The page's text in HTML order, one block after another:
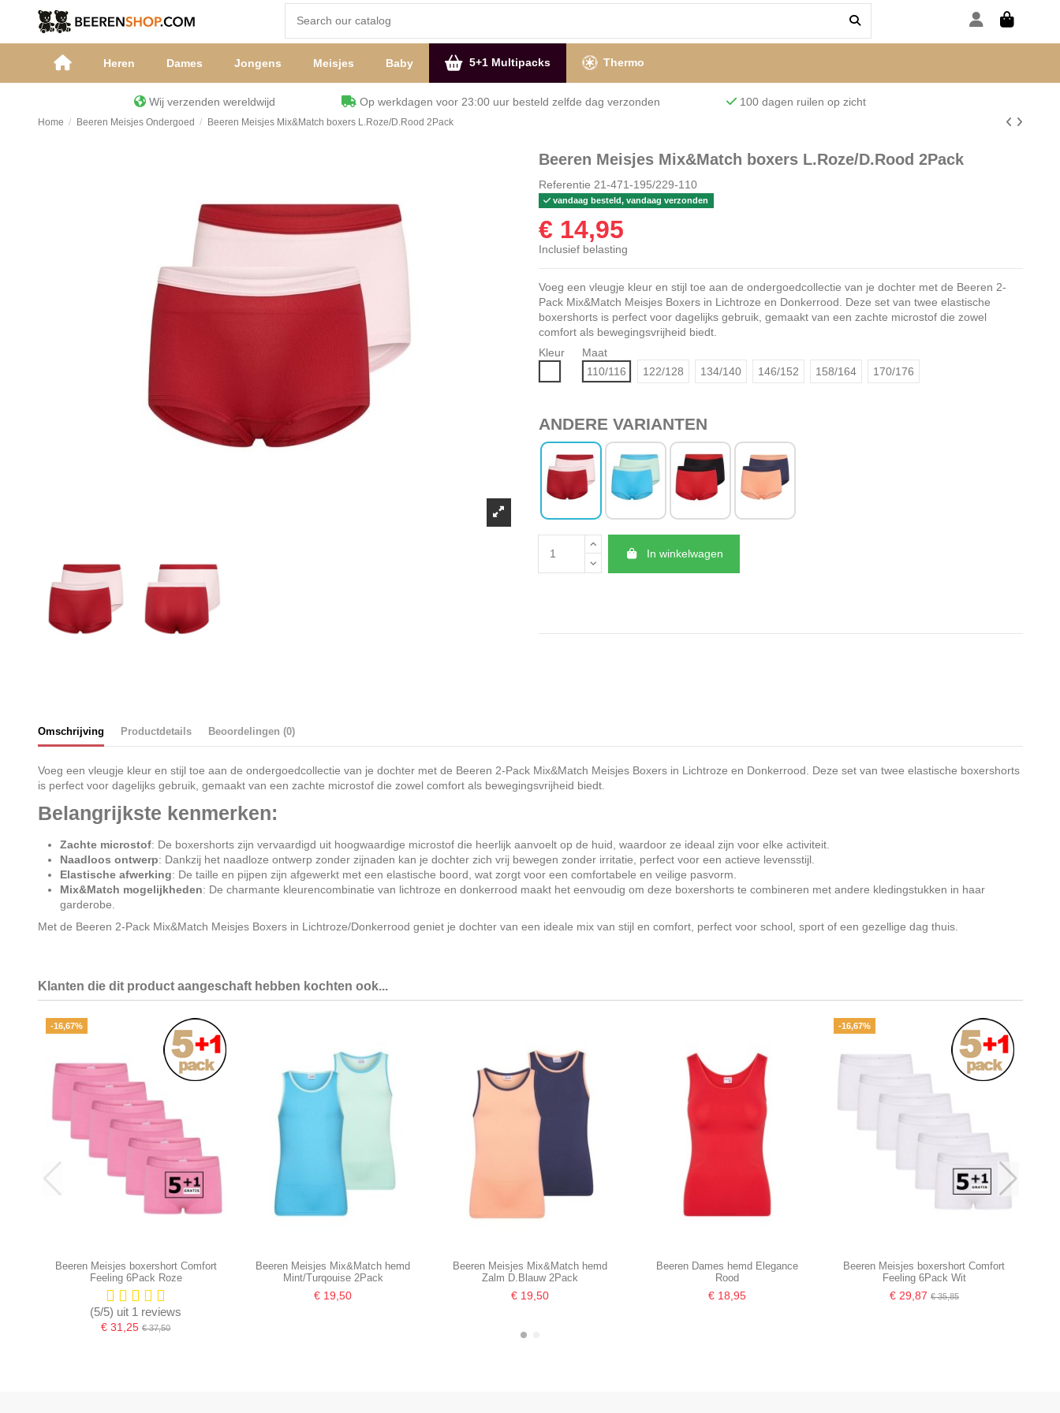
Heren Dames Jongens Meisjes Baby 5+1 Multipacks Thermo
Wij verzenden wereldwijd Op werkdagen voor 23:00 uur besteld zelfde dag verzonden 100 dagen ruilen op zicht
Home Beeren Meisjes Ondergoed Beeren Meisjes Mix&Match boxers L.Roze/D.Rood 2Pack
Beeren Meisjes Mix&Match boxers L.Roze/D.Rood 2Pack
Referentie 21-471-195/229-110
vandaag besteld, vandaag verzonden
€ 14,95
Inclusief belasting
Voeg een vleugje kleur en stijl toe aan de ondergoedcollectie van je dochter met de Beeren 2-
Pack Mix&Match Meisjes Boxers in Lichtroze en Donkerrood. Deze set van twee elastische
boxershorts is perfect voor dagelijks gebruik, gemaakt van een zachte microstof die zowel
comfort als bewegingsvrijheid biedt.
Kleur
Maat
110/116
122/128 134/140 146/152 158/164 170/176
ANDERE VARIANTEN
In winkelwagen
Omschrijving Productdetails Beoordelingen (0)
Voeg een vleugje kleur en stijl toe aan de ondergoedcollectie van je dochter met de Beeren 2-Pack Mix&Match Meisjes Boxers in Lichtroze en Donkerrood. Deze set van twee elastische boxershorts
is perfect voor dagelijks gebruik, gemaakt van een zachte microstof die zowel comfort als bewegingsvrijheid biedt.
Belangrijkste kenmerken:
Zachte microstof: De boxershorts zijn vervaardigd uit hoogwaardige microstof die heerlijk aanvoelt op de huid, waardoor ze ideaal zijn voor elke activiteit.
Naadloos ontwerp: Dankzij het naadloze ontwerp zonder zijnaden kan je dochter zich vrij bewegen zonder irritatie, perfect voor een actieve levensstijl.
Elastische afwerking: De taille en pijpen zijn afgewerkt met een elastische boord, wat zorgt voor een comfortabele en veilige pasvorm.
Mix&Match mogelijkheden: De charmante kleurencombinatie van lichtroze en donkerrood maakt het eenvoudig om deze boxershorts te combineren met andere kledingstukken in haar
garderobe.
Met de Beeren 2-Pack Mix&Match Meisjes Boxers in Lichtroze/Donkerrood geniet je dochter van een ideale mix van stijl en comfort, perfect voor school, sport of een gezellige dag thuis.
Klanten die dit product aangeschaft hebben kochten ook...
-16,67%
Beeren Meisjes boxershort Comfort
Feeling 6Pack Roze
(5/5) uit 1 reviews
€ 31,25€ 37,50
Beeren Meisjes Mix&Match hemd
Mint/Turqouise 2Pack
€ 19,50
Beeren Meisjes Mix&Match hemd
Zalm D.Blauw 2Pack
€ 19,50
Beeren Dames hemd Elegance
Rood
€ 18,95
-16,67%
Beeren Meisjes boxershort Comfort
Feeling 6Pack Wit
€ 29,87 € 35,85